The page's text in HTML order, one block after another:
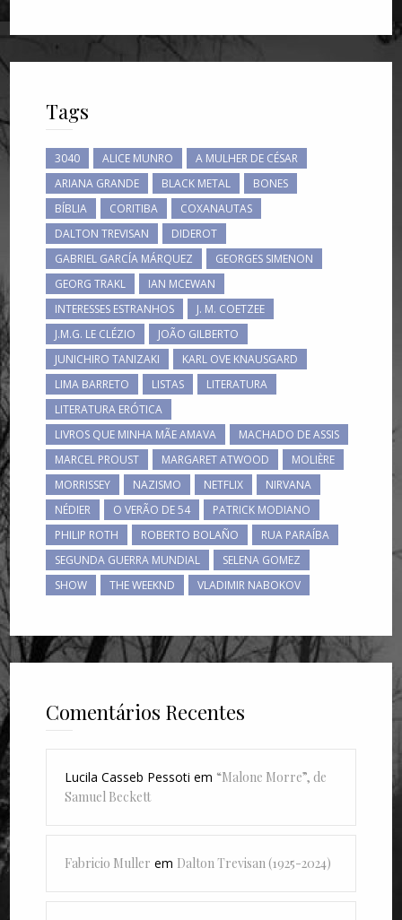
Tags
3040 ALICE MUNRO
A MULHER DE CÉSAR
ARIANA GRANDE
BLACK METAL
BONES
BÍBLIA
CORITIBA
COXANAUTAS
DALTON TREVISAN
DIDEROT
GABRIEL GARCÍA MÁRQUEZ
GEORGES SIMENON
GEORG TRAKL
IAN MCEWAN
INTERESSES ESTRANHOS
J. M. COETZEE
J.M.G. LE CLÉZIO
JOÃO GILBERTO
JUNICHIRO TANIZAKI
KARL OVE KNAUSGARD
LIMA BARRETO
LISTAS
LITERATURA
LITERATURA ERÓTICA
LIVROS QUE MINHA MÃE AMAVA
MACHADO DE ASSIS
MARCEL PROUST
MARGARET ATWOOD
MOLIÈRE
MORRISSEY
NAZISMO NETFLIX
NIRVANA
NÉDIER
O VERÃO DE 54
PATRICK MODIANO
PHILIP ROTH
ROBERTO BOLAÑO
RUA PARAÍBA
SEGUNDA GUERRA MUNDIAL
SELENA GOMEZ
SHOW
THE WEEKND VLADIMIR NABOKOV
Comentários Recentes
Lucila Casseb Pessoti em “Malone Morre”, de
Samuel Beckett
Fabricio Muller em Dalton Trevisan (1925-2024)